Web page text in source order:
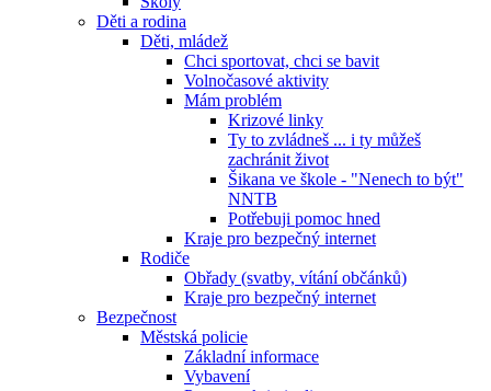
Děti a rodina
Děti, mládež
Chci sportovat, chci se bavit
Volnočasové aktivity
Mám problém
Krizové linky
Ty to zvládneš ... i ty můžeš
zachránit život
Šikana ve škole - "Nenech to být"
NNTB
Potřebuji pomoc hned
Kraje pro bezpečný internet
Rodiče
Obřady (svatby, vítání občánků)
Kraje pro bezpečný internet
Bezpečnost
Městská policie
Základní informace
Vybavení